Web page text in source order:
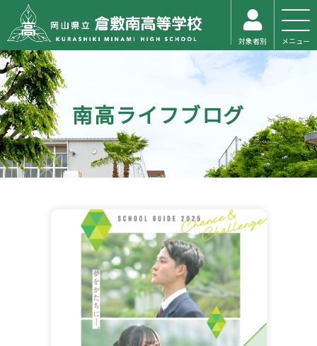
対象者別 メニュー
南高ライフブログ